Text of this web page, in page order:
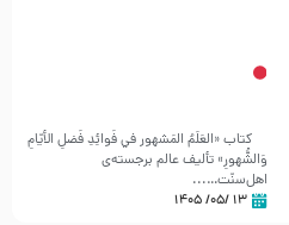
کتاب «العَلَمُ المَشهور في فَوائِدِ فَضلِ الأيّامِ
وَالشُّهورِ» تألیف عالم برجسته‌ی
اهل‌سنّت…...
۱۳ /۰۵/ ۱۴۰۵